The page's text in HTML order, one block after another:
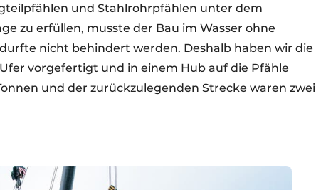
und Stahlrohrpfählen unter dem
zu erfüllen, musste der Bau im Wasser ohne
nicht behindert werden. Deshalb haben wir die
vorgefertigt und in einem Hub auf die Pfähle
und der zurückzulegenden Strecke waren zwei